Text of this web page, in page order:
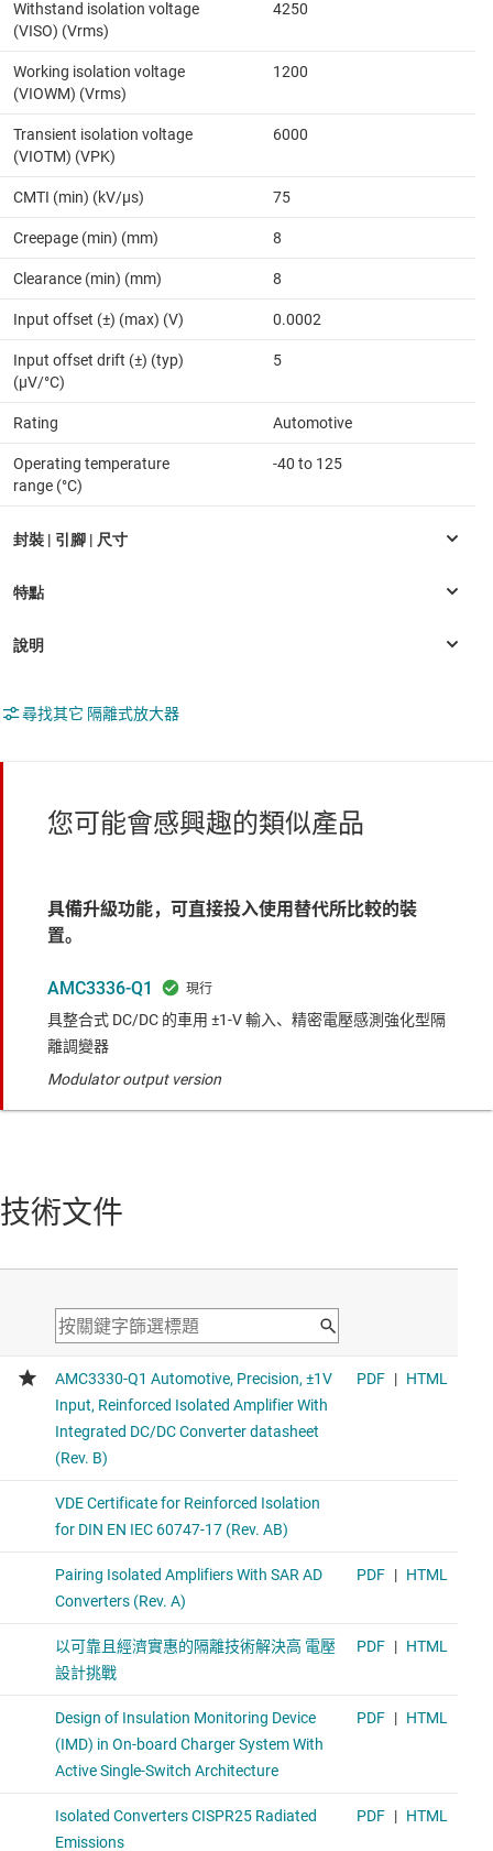
Withstand isolation voltage
(VISO) (Vrms)
4250
Working isolation voltage
(VIOWM) (Vrms)
1200
Transient isolation voltage
(VIOTM) (VPK)
6000
CMTI (min) (kV/µs) 75
Creepage (min) (mm) 8
Clearance (min) (mm) 8
Input offset (±) (max) (V) 0.0002
Input offset drift (±) (typ)
(µV/°C)
5
Rating Automotive
Operating temperature
range (°C)
-40 to 125
尋找其它 隔離式放大器
您可能會感興趣的類似產品
具備升級功能，可直接投入使用替代所比較的裝
置。
AMC3336-Q1
具整合式 DC/DC 的車用 ±1-V 輸入、精密電壓感測強化型隔
離調變器
Modulator output version
技術文件